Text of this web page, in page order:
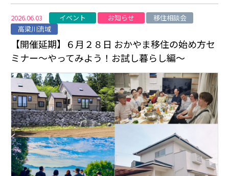
2026.06.03 イベント お知らせ
移住相談会
高梁川流域
【開催延期】６月２８日 おかやま移住の始め方セ
ミナー～やってみよう！お試し暮らし編～